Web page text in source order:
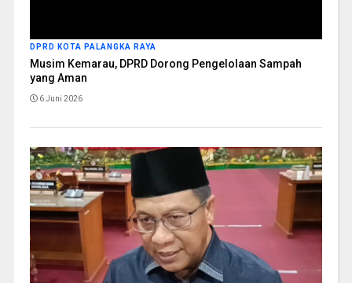
DPRD KOTA PALANGKA RAYA
Musim Kemarau, DPRD Dorong Pengelolaan Sampah
yang Aman
6 Juni 2026